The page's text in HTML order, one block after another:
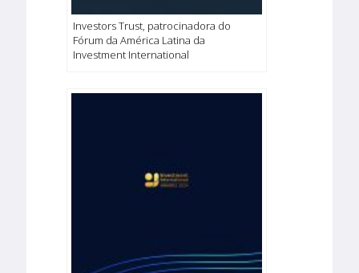
Investors Trust, patrocinadora do
Fórum da América Latina da
Investment International